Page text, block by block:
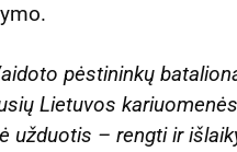
pėstininkų
Lietuvos
užduotis – rengti ir